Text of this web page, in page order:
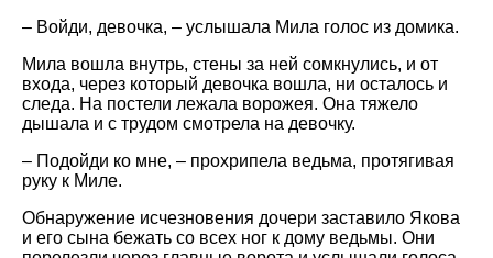
– Войди, девочка, – услышала Мила голос из домика.
Мила вошла внутрь, стены за ней сомкнулись, и от
входа, через который девочка вошла, ни осталось и
следа. На постели лежала ворожея. Она тяжело
дышала и с трудом смотрела на девочку.
– Подойди ко мне, – прохрипела ведьма, протягивая
руку к Миле.
Обнаружение исчезновения дочери заставило Якова
и его сына бежать со всех ног к дому ведьмы. Они